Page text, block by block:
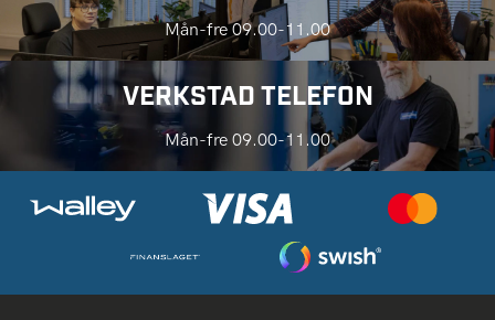
Mån-fre 09.00-11.00
VERKSTAD TELEFON
Mån-fre 09.00-11.00